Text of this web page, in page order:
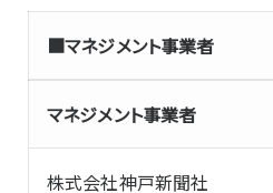
■マネジメント事業者
マネジメント事業者
株式会社神戸新聞社